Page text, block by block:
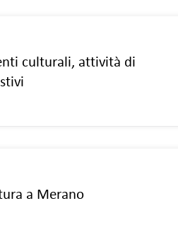
culturali, attività di
a Merano